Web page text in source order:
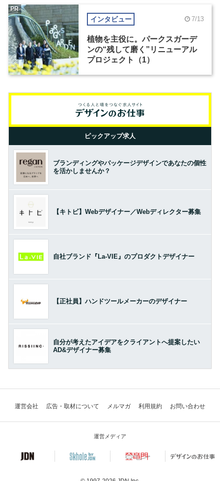
インタビュー 7/13
植物を主役に。パークスガーデ
ンの“残して磨く”リニューアル
プロジェクト（1）
PR
ピックアップ求人
ブランディングやパッケージデザインであなたの個性
を活かしませんか？
【キトビ】Webデザイナー／Webディレクター募集
自社ブランド『La-VIE』のプロダクトデザイナー
【正社員】ハンドツールメーカーのデザイナー
自分が考えたアイデアをクライアントへ提案したい
AD&デザイナー募集
運営会社 広告・取材について メルマガ 利用規約 お問い合わせ
運営メディア